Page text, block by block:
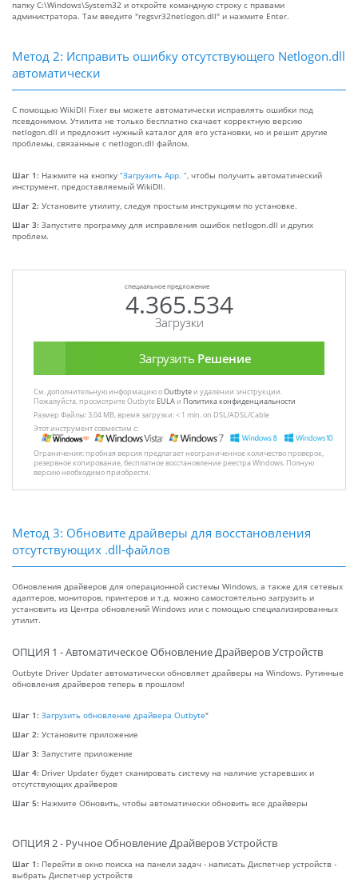
папку C:\Windows\System32 и откройте командную строку с правами
администратора. Там введите "regsvr32netlogon.dll" и нажмите Enter.
Метод 2: Исправить ошибку отсутствующего Netlogon.dll
автоматически
С помощью WikiDll Fixer вы можете автоматически исправлять ошибки под
псевдонимом. Утилита не только бесплатно скачает корректную версию
netlogon.dll и предложит нужный каталог для его установки, но и решит другие
проблемы, связанные с netlogon.dll файлом.
Шаг 1: Нажмите на кнопку “Загрузить App. ”, чтобы получить автоматический
инструмент, предоставляемый WikiDll.
Шаг 2: Установите утилиту, следуя простым инструкциям по установке.
Шаг 3: Запустите программу для исправления ошибок netlogon.dll и других
проблем.
специальное предложение
4.365.534
Загрузки
Загрузить Решение
См. дополнительную информацию оOutbyteи удалении :инструкции.
Пожалуйста, просмотрите Outbyte EULAи Политика конфиденциальности
Размер Файлы: 3.04 MB, время загрузки: < 1 min. on DSL/ADSL/Cable
Этот инструмент совместим с:
Ограничения: пробная версия предлагает неограниченное количество проверок,
резервное копирование, бесплатное восстановление реестра Windows. Полную
версию необходимо приобрести.
Метод 3: Обновите драйверы для восстановления
отсутствующих .dll-файлов
Обновления драйверов для операционной системы Windows, а также для сетевых
адаптеров, мониторов, принтеров и т.д. можно самостоятельно загрузить и
установить из Центра обновлений Windows или с помощью специализированных
утилит.
ОПЦИЯ 1 - Автоматическое Обновление Драйверов Устройств
Outbyte Driver Updater автоматически обновляет драйверы на Windows. Рутинные
обновления драйверов теперь в прошлом!
Шаг 1: Загрузить обновление драйвера Outbyte"
Шаг 2: Установите приложение
Шаг 3: Запустите приложение
Шаг 4: Driver Updater будет сканировать систему на наличие устаревших и
отсутствующих драйверов
Шаг 5: Нажмите Обновить, чтобы автоматически обновить все драйверы
ОПЦИЯ 2 - Ручное Обновление Драйверов Устройств
Шаг 1: Перейти в окно поиска на панели задач - написать Диспетчер устройств -
выбрать Диспетчер устройств